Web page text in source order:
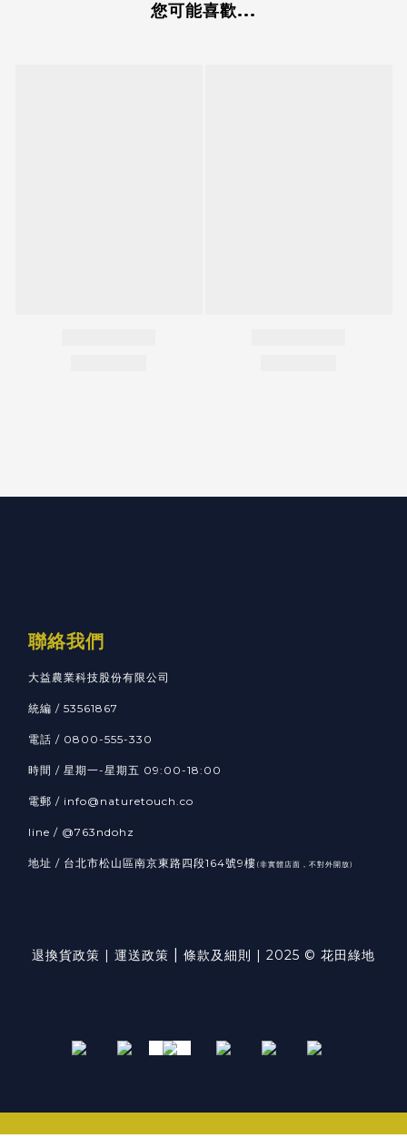
您可能喜歡...
聯絡我們
大益農業科技股份有限公司
統編 / 53561867
電話 / 0800-555-330
時間 / 星期一-星期五 09:00-18:00
電郵 / info@naturetouch.co
line / @763ndohz
地址 / 台北市松山區南京東路四段164號9樓 (非實體店面，不對外開放)
退換貨政策 | 運送政策 條款及細則 | 2025 © 花田綠地